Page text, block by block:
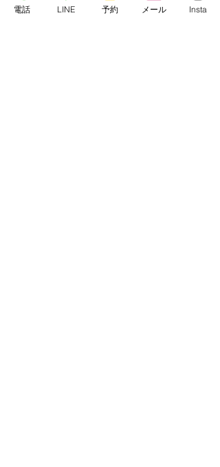
電話 LINE 予約 メール Insta